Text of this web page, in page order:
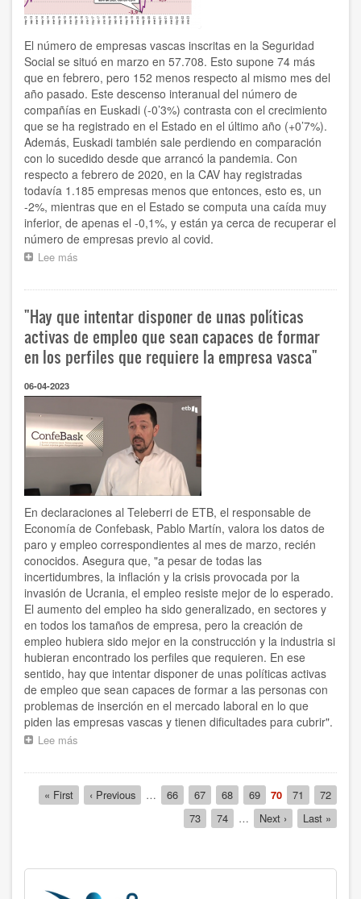
la
de
las
empresas
y
el
futuro
de
la
sociedad
vasca
El número de empresas vascas inscritas en la Seguridad
Social se situó en marzo en 57.708. Esto supone 74 más
que en febrero, pero 152 menos respecto al mismo mes del
año pasado. Este descenso interanual del número de
compañías en Euskadi (-0’3%) contrasta con el crecimiento
que se ha registrado en el Estado en el último año (+0’7%).
Además, Euskadi también sale perdiendo en comparación
con lo sucedido desde que arrancó la pandemia. Con
respecto a febrero de 2020, en la CAV hay registradas
todavía 1.185 empresas menos que entonces, esto es, un
-2%, mientras que en el Estado se computa una caída muy
inferior, de apenas el -0,1%, y están ya cerca de recuperar el
número de empresas previo al covid.
Lee más
marzo
150
empresas
menos
un
año
y
todavía
1.200
menos
antes
de
la
pandemia
"Hay que intentar disponer de unas políticas
activas de empleo que sean capaces de formar
en los perfiles que requiere la empresa vasca"
06-04-2023
En declaraciones al Teleberri de ETB, el responsable de
Economía de Confebask, Pablo Martín, valora los datos de
paro y empleo correspondientes al mes de marzo, recién
conocidos. Asegura que, "a pesar de todas las
incertidumbres, la inflación y la crisis provocada por la
invasión de Ucrania, el empleo resiste mejor de lo esperado.
El aumento del empleo ha sido generalizado, en sectores y
en todos los tamaños de empresa, pero la creación de
empleo hubiera sido mejor en la construcción y la industria si
hubieran encontrado los perfiles que requieren. En ese
sentido, hay que intentar disponer de unas políticas activas
de empleo que sean capaces de formar a las personas con
problemas de inserción en el mercado laboral en lo que
piden las empresas vascas y tienen dificultades para cubrir".
Lee más
intentar
disponer
de
Paginación
Primera
página
« First
Página
anterior
‹ Previous … Página
66 Página
67 Página
68 Página
69
Página
actual
70 Página
71 Página
72
Página
73 Página
74 …
Siguiente
página
Next ›
Última
página
Last »